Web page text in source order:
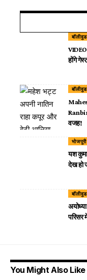
बॉलीवुड
होंगे
बॉलीवुड
वजह!
यश
देख हो
बॉलीवुड
परिसर
You Might Also Like